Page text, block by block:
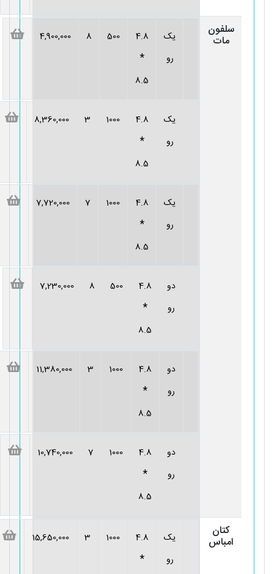
سلفون
مات
یک
رو
4.8
*
8.5
500
8
4,900,000
یک
رو
4.8
*
8.5
1000
3
8,360,000
یک
رو
4.8
*
8.5
1000
7
7,720,000
دو
رو
4.8
*
8.5
500
8
7,230,000
دو
رو
4.8
*
8.5
1000
3
11,380,000
دو
رو
4.8
*
8.5
1000
7
10,740,000
کتان
امباس
یک
رو
4.8
*
1000
3
15,650,000